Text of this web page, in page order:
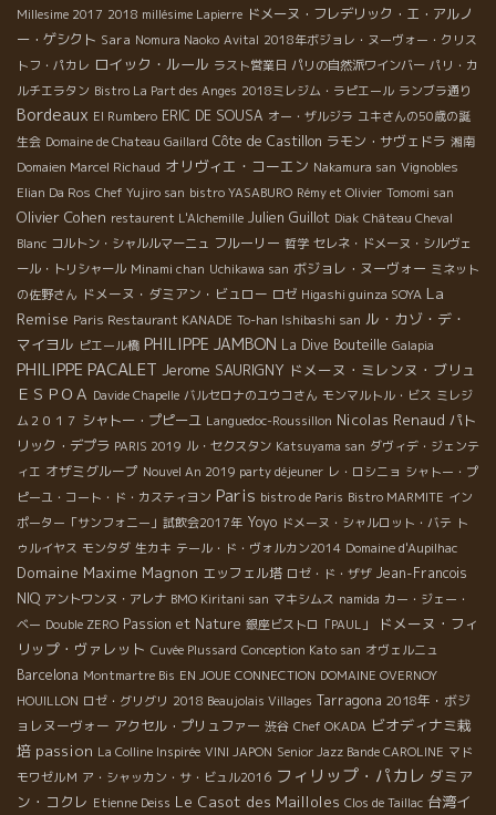
Millesime 2017 2018 millésime Lapierre ドメーヌ・フレデリック・エ・アルノ
ー・ゲシクト Sara Nomura Naoko Avital 2018年ボジョレ・ヌーヴォー・クリス
トフ・パカレ ロイック・ルール ラスト営業日 パリの自然派ワインバー パリ・カ
ルチエラタン Bistro La Part des Anges 2018ミレジム・ラピエール ランブラ通り
Bordeaux El Rumbero ERIC DE SOUSA オー・ザルジラ ユキさんの50歳の誕
生会 Domaine de Chateau Gaillard Côte de Castillon ラモン・サヴェドラ 湘南
Domaien Marcel Richaud オリヴィエ・コーエン Nakamura san Vignobles
Elian Da Ros Chef Yujiro san bistro YASABURO Rémy et Olivier Tomomi san
Olivier Cohen restaurent L'Alchemille Julien Guillot Diak Château Cheval
Blanc コルトン・シャルルマーニュ フルーリー 哲学 セレネ・ドメーヌ・シルヴェ
ール・トリシャール Minami chan Uchikawa san ボジョレ・ヌーヴォー ミネット
の佐野さん ドメーヌ・ダミアン・ビュロー ロゼ Higashi guinza SOYA La
Remise Paris Restaurant KANADE To-han Ishibashi san ル・カゾ・デ・
マイヨル ピエール橋 PHILIPPE JAMBON La Dive Bouteille Galapia
PHILIPPE PACALET Jerome SAURIGNY ドメーヌ・ミレンヌ・ブリュ
ＥＳＰＯＡ Davide Chapelle バルセロナのユウコさん モンマルトル・ビス ミレジ
ム２０１７ シャトー・プピーユ Languedoc-Roussillon Nicolas Renaud パト
リック・デプラ PARIS 2019 ル・セクスタン Katsuyama san ダヴィデ・ジェンテ
ィエ オザミグループ Nouvel An 2019 party déjeuner レ・ロシニョ シャトー・プ
ピーユ・コート・ド・カスティヨン Paris bistro de Paris Bistro MARMITE イン
ポーター「サンフォニー」試飲会2017年 Yoyo ドメーヌ・シャルロット・バテ ト
ゥルイヤス モンタダ 生カキ テール・ド・ヴォルカン2014 Domaine d'Aupilhac
Domaine Maxime Magnon エッフェル塔 ロゼ・ド・ザザ Jean-Francois
NIQ アントワンヌ・アレナ BMO Kiritani san マキシムス namida カー・ジェー・
ベー Double ZERO Passion et Nature 銀座ビストロ「PAUL」
ドメーヌ・フィ
リップ・ヴァレット Cuvée Plussard Conception Kato san オヴェルニュ
Barcelona Montmartre Bis EN JOUE CONNECTION DOMAINE OVERNOY
HOUILLON ロゼ・グリグリ 2018 Beaujolais Villages Tarragona 2018年・ボジ
ョレヌーヴォー アクセル・プリュファー 渋谷 Chef OKADA ビオディナミ栽
培 passion La Colline Inspirée VINI JAPON Senior Jazz Bande CAROLINE マド
モワゼルＭ ア・シャッカン・サ・ビュル2016 フィリップ・パカレ ダミア
ン・コクレ Etienne Deiss Le Casot des Mailloles Clos de Taillac 台湾イ